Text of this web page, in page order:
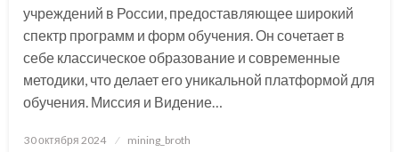
учреждений в России, предоставляющее широкий
спектр программ и форм обучения. Он сочетает в
себе классическое образование и современные
методики, что делает его уникальной платформой для
обучения. Миссия и Видение…
Posted
30 октября 2024 mining_broth